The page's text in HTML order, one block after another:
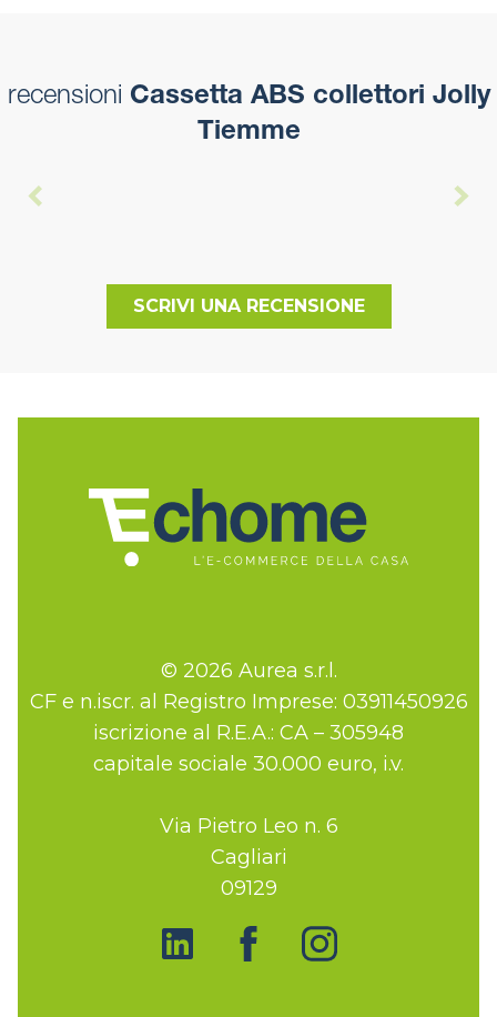
recensioni Cassetta ABS collettori Jolly
Tiemme
SCRIVI UNA RECENSIONE
© 2026 Aurea s.r.l.
CF e n.iscr. al Registro Imprese: 03911450926
iscrizione al R.E.A.: CA – 305948
capitale sociale 30.000 euro, i.v.
Via Pietro Leo n. 6
Cagliari
09129